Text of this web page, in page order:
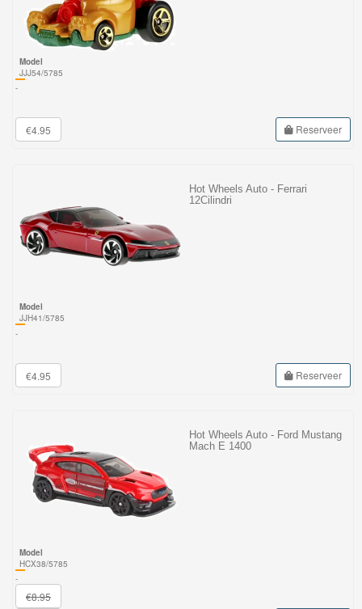
Model
JJJ54/5785
-
€4.95 Reserveer
Hot Wheels Auto - Ferrari
12Cilindri
Model
JJH41/5785
-
€4.95 Reserveer
Hot Wheels Auto - Ford Mustang
Mach E 1400
Model
HCX38/5785
-
€8.95